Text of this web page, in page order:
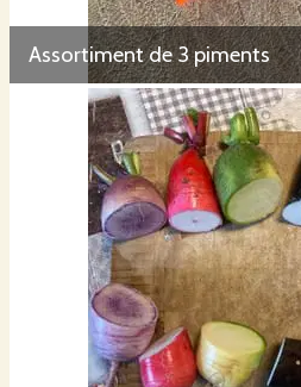
Assortiment de 3 piments